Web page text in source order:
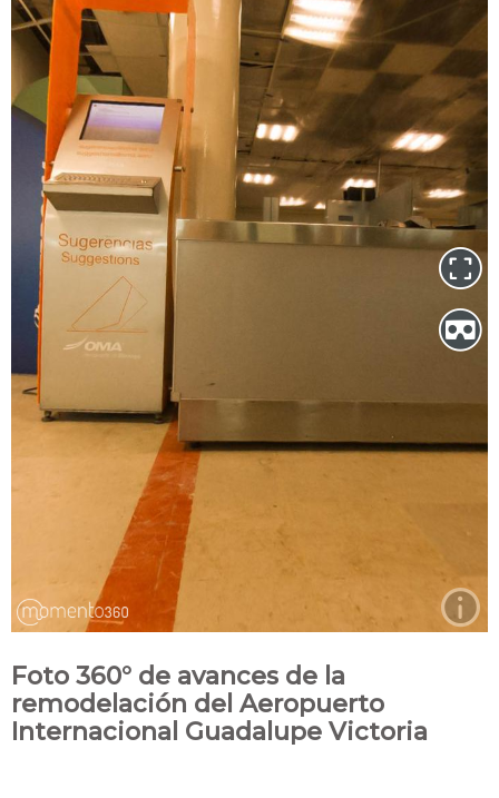
Foto 360° de avances de la
remodelación del Aeropuerto
Internacional Guadalupe Victoria